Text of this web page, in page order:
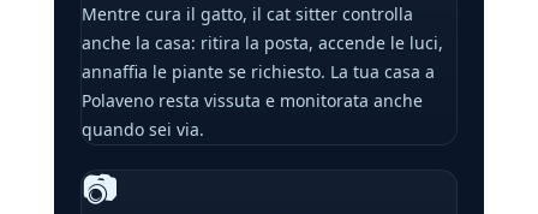
Mentre cura il gatto, il cat sitter controlla
anche la casa: ritira la posta, accende le luci,
annaffia le piante se richiesto. La tua casa a
Polaveno resta vissuta e monitorata anche
quando sei via.
📷